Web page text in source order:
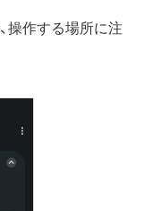
操作する場所に注